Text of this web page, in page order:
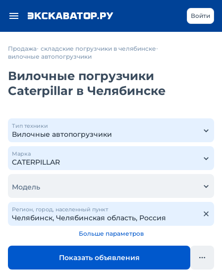
Войти
Продажа складские погрузчики в челябинске
вилочные автопогрузчики
Вилочные погрузчики
Caterpillar в Челябинске
Тип техники
Марка
Модель
Регион, город, населенный пункт
Больше параметров
Показать объявления